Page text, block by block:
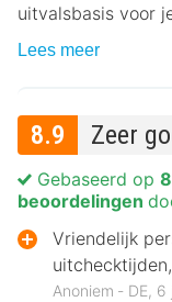
uitvalsbasis voor
Lees meer
8.9 Zeer
Gebaseerd op
beoordelingen
Vriendelijk
Anoniem ‐ DE,